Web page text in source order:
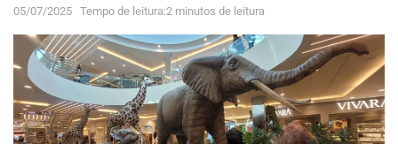
05/07/2025 Tempo de leitura:2 minutos de leitura